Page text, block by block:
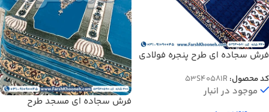
فرش سجاده ای طرح پنجره فولادی
کد محصول: 53S40581R
موجود در انبار
فرش سجاده ای مسجد طرح